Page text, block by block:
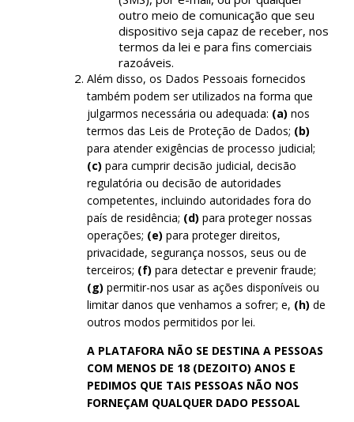
outro meio de comunicação que seu
dispositivo seja capaz de receber, nos
termos da lei e para fins comerciais
razoáveis.
Além disso, os Dados Pessoais fornecidos
também podem ser utilizados na forma que
julgarmos necessária ou adequada: (a) nos
termos das Leis de Proteção de Dados; (b)
para atender exigências de processo judicial;
(c) para cumprir decisão judicial, decisão
regulatória ou decisão de autoridades
competentes, incluindo autoridades fora do
país de residência; (d) para proteger nossas
operações; (e) para proteger direitos,
privacidade, segurança nossos, seus ou de
terceiros; (f) para detectar e prevenir fraude;
(g) permitir-nos usar as ações disponíveis ou
limitar danos que venhamos a sofrer; e, (h) de
outros modos permitidos por lei.
A PLATAFORA NÃO SE DESTINA A PESSOAS
COM MENOS DE 18 (DEZOITO) ANOS E
PEDIMOS QUE TAIS PESSOAS NÃO NOS
FORNEÇAM QUALQUER DADO PESSOAL